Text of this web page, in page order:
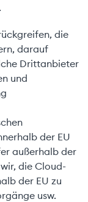
die
darauf
Drittanbieter
und
der EU
außerhalb der
die Cloud-
der EU zu
usw.